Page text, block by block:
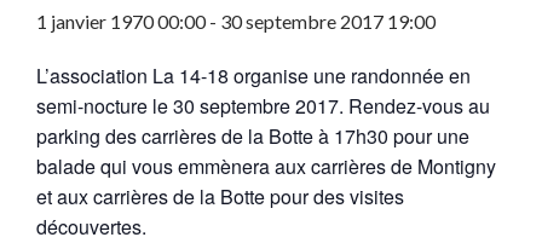
1 janvier 1970 00:00- 30 septembre 2017 19:00
L’association La 14-18 organise une randonnée en
semi-nocture le 30 septembre 2017. Rendez-vous au
parking des carrières de la Botte à 17h30 pour une
balade qui vous emmènera aux carrières de Montigny
et aux carrières de la Botte pour des visites
découvertes.